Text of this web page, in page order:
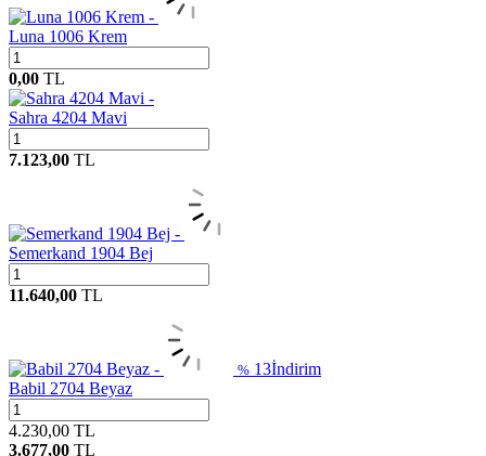
Luna 1006 Krem
0,00 TL
Sahra 4204 Mavi
7.123,00 TL
Semerkand 1904 Bej
11.640,00 TL
% 13İndirim
Babil 2704 Beyaz
4.230,00 TL
3.677,00 TL